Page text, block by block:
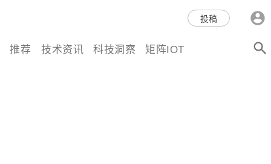
科技互联网,科技,资讯,动态,洞
察,量子,计算,AI,人工智能,机器
投稿
推荐 技术资讯 科技洞察 矩阵IOT